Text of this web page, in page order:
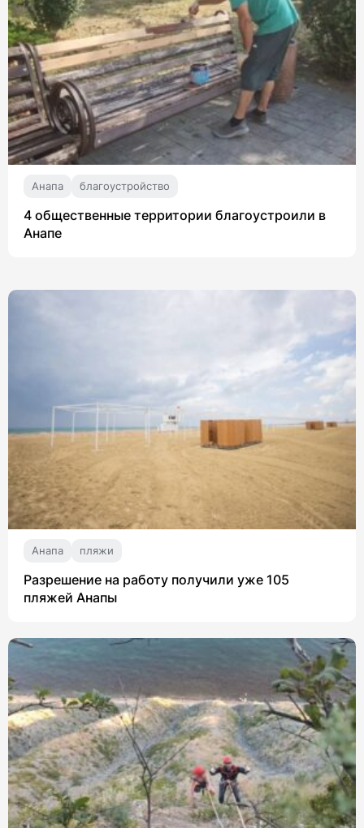
Анапа благоустройство
4 общественные территории благоустроили в
Анапе
Анапа пляжи
Разрешение на работу получили уже 105
пляжей Анапы